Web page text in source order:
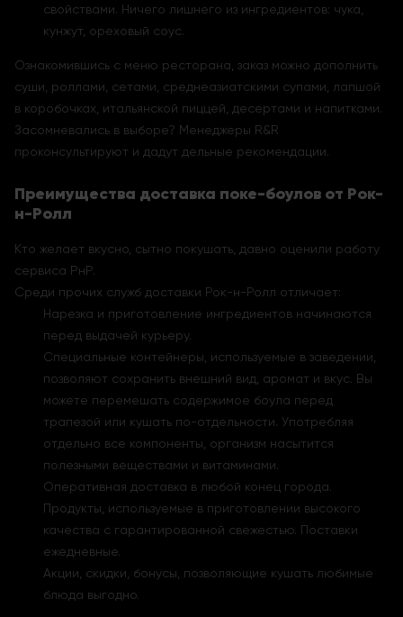
свойствами. Ничего лишнего из ингредиентов: чука,
кунжут, ореховый соус.
Ознакомившись с меню ресторана, заказ можно дополнить
суши, роллами, сетами, среднеазиатскими супами, лапшой
в коробочках, итальянской пиццей, десертами и напитками.
Засомневались в выборе? Менеджеры R&R
проконсультируют и дадут дельные рекомендации.
Преимущества доставка поке-боулов от Рок-
н-Ролл
Кто желает вкусно, сытно покушать, давно оценили работу
сервиса РнР.
Среди прочих служб доставки Рок-н-Ролл отличает:
Нарезка и приготовление ингредиентов начинаются
перед выдачей курьеру.
Специальные контейнеры, используемые в заведении,
позволяют сохранить внешний вид, аромат и вкус. Вы
можете перемешать содержимое боула перед
трапезой или кушать по-отдельности. Употребляя
отдельно все компоненты, организм насытится
полезными веществами и витаминами.
Оперативная доставка в любой конец города.
Продукты, используемые в приготовлении высокого
качества с гарантированной свежестью. Поставки
ежедневные.
Акции, скидки, бонусы, позволяющие кушать любимые
блюда выгодно.